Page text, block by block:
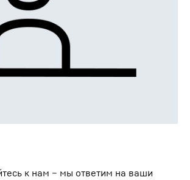
к нам – мы ответим на ваши